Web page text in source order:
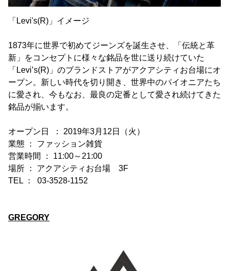
「Levi's(R)」イメージ
1873年に世界で初めてジーンズを誕生させ、「伝統と革
新」をコンセプトに様々な銘品を世に送り続けていた
「Levi’s(R)」のブランドストアがアクアシティお台場にオ
ープン。新しい時代を切り開き、世界中のパイオニアたち
に愛され、今もなお、最良の定番として愛され続けてきた
銘品が揃います。
オープン日 ： 2019年3月12日（火）
業態 ： ファッション雑貨
営業時間 ： 11:00～21:00
場所 ： アクアシティお台場 3F
TEL ： 03-3528-1152
GREGORY